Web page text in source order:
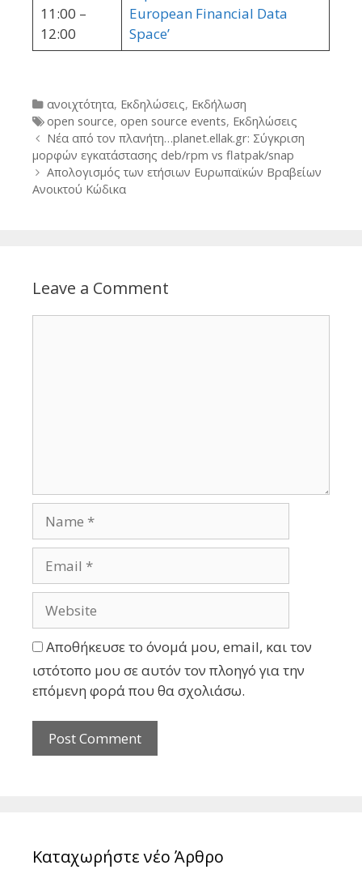
11:00 –
12:00
European Financial Data
Space’
Categories
ανοιχτότητα, Εκδηλώσεις, Εκδήλωση
Tags
open source, open source events, Εκδηλώσεις
Post
navigation
Νέα από τον πλανήτη…planet.ellak.gr: Σύγκριση
μορφών εγκατάστασης deb/rpm vs flatpak/snap
Απολογισμός των ετήσιων Ευρωπαϊκών Βραβείων
Ανοικτού Κώδικα
Leave a Comment
Αποθήκευσε το όνομά μου, email, και τον
ιστότοπο μου σε αυτόν τον πλοηγό για την
επόμενη φορά που θα σχολιάσω.
Καταχωρήστε νέο Άρθρο